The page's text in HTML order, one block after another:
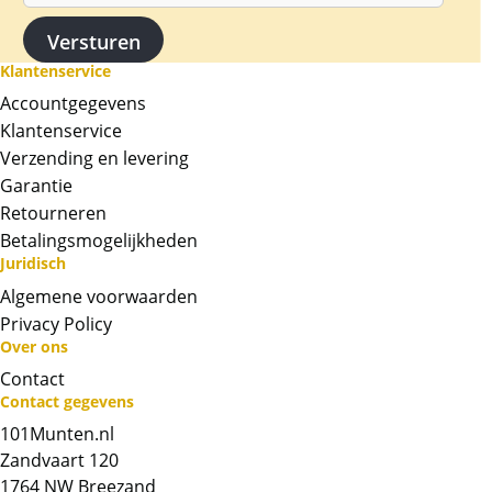
Wij hebben diverse gewichten goud op
voorraad van Argor Heraeus van 1 gram t/m
31,1 gram.
Levering
De baren worden geleverd ingesealed
geleverd in het het ontwerp van een
baar is op de achterkant een uniek serie
nummer gegraveerd. De creditcard kan
BTW
Goudbaren zijn vrijgesteld van btw.
Whatsapp ons!
Klantenservice
Accountgegevens
Klantenservice
Verzending en levering
Garantie
Retourneren
Betalingsmogelijkheden
Juridisch
Algemene voorwaarden
Privacy Policy
Over ons
Contact
Contact gegevens
101Munten.nl
Zandvaart 120
1764 NW Breezand